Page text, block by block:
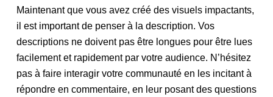
Maintenant que vous avez créé des visuels impactants,
il est important de penser à la description. Vos
descriptions ne doivent pas être longues pour être lues
facilement et rapidement par votre audience. N’hésitez
pas à faire interagir votre communauté en les incitant à
répondre en commentaire, en leur posant des questions